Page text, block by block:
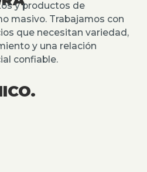
y productos de
masivo. Trabajamos con
que necesitan variedad,
y una relación
confiable.